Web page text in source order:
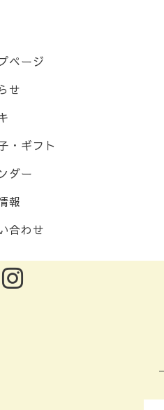
ページ
せ
・ギフト
ダー
報
合わせ